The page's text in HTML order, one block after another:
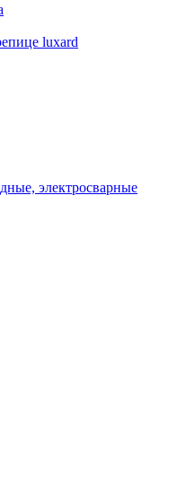
luxard
электросварные